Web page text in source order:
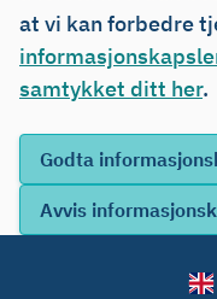
at vi kan forbedre
samtykket ditt her.